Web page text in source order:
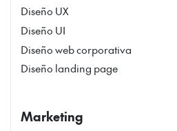
Diseño UX
Diseño UI
Diseño web corporativa
Diseño landing page
Marketing